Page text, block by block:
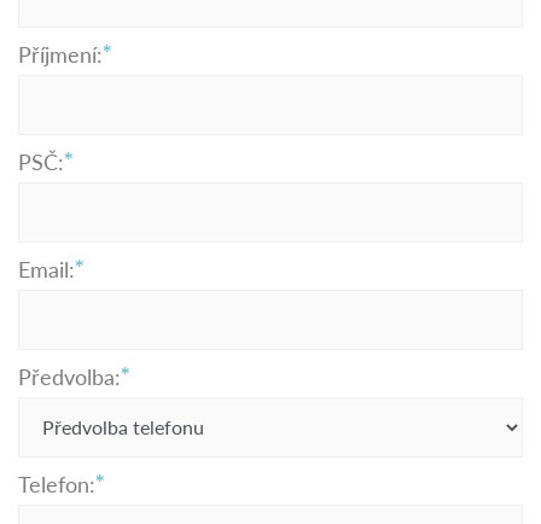
Příjmení:
PSČ:
Email:
Předvolba:
Telefon: